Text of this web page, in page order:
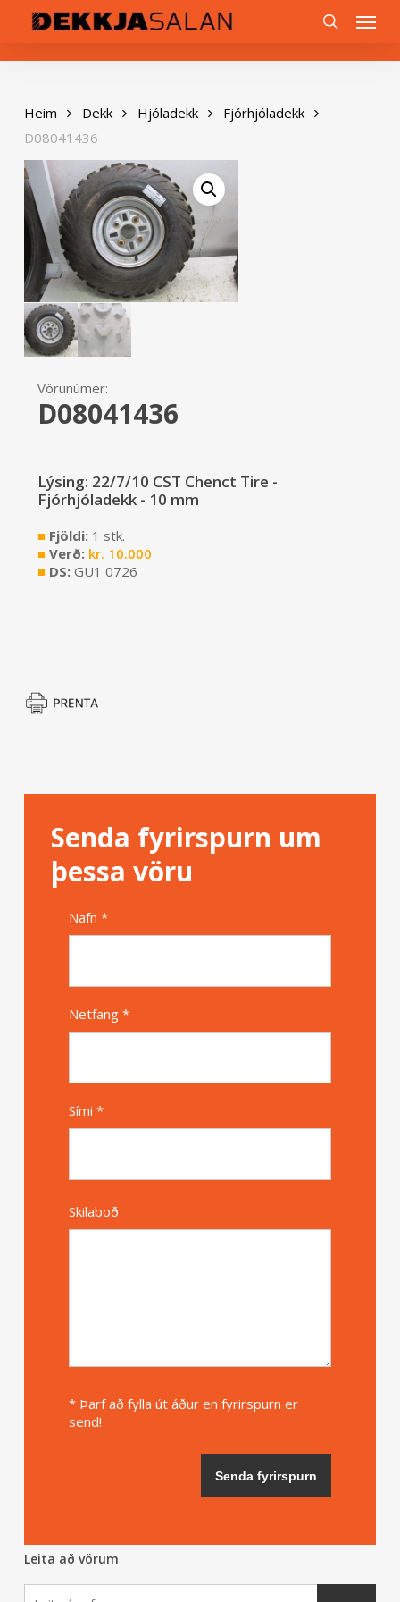
content
Menu
Heim Dekk Hjóladekk
Fjórhjóladekk
D08041436
Vörunúmer:
D08041436
Lýsing: 22/7/10 CST Chenct Tire -
Fjórhjóladekk - 10 mm
■Fjöldi: 1 stk.
■Verð: kr. 10.000
■DS: GU1 0726
Senda fyrirspurn um
þessa vöru
Nafn *
Netfang *
Sími *
Skilaboð
* Þarf að fylla út áður en fyrirspurn er
send!
Leita að vörum